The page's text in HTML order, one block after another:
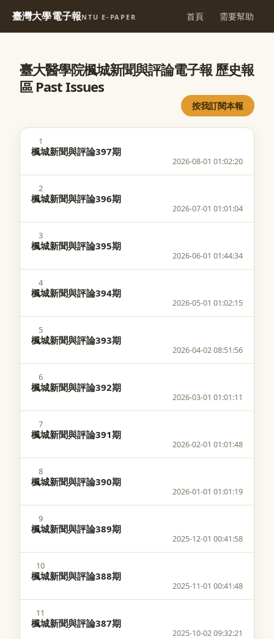
臺灣大學電子報NTU E-PAPER 首頁 需要幫助
臺大醫學院楓城新聞與評論電子報 歷史報
區 Past Issues
按我訂閱本報
1
楓城新聞與評論397期
2026-08-01 01:02:20
2
楓城新聞與評論396期
2026-07-01 01:01:04
3
楓城新聞與評論395期
2026-06-01 01:44:34
4
楓城新聞與評論394期
2026-05-01 01:02:15
5
楓城新聞與評論393期
2026-04-02 08:51:56
6
楓城新聞與評論392期
2026-03-01 01:01:11
7
楓城新聞與評論391期
2026-02-01 01:01:48
8
楓城新聞與評論390期
2026-01-01 01:01:19
9
楓城新聞與評論389期
2025-12-01 00:41:58
10
楓城新聞與評論388期
2025-11-01 00:41:48
11
楓城新聞與評論387期
2025-10-02 09:32:21